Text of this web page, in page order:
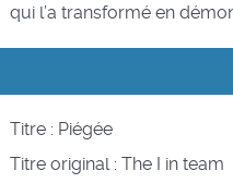
qui l’a transformé en
Titre : Piégée
Titre original : The I in team